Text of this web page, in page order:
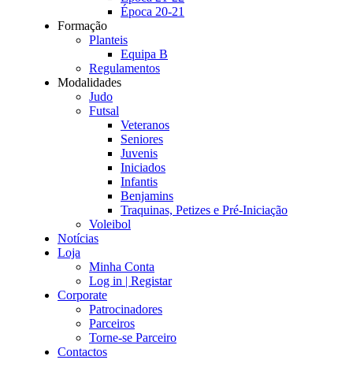
Época 20-21
Formação
Planteis
Equipa B
Regulamentos
Modalidades
Judo
Futsal
Veteranos
Seniores
Juvenis
Iniciados
Infantis
Benjamins
Traquinas, Petizes e Pré-Iniciação
Voleibol
Notícias
Loja
Minha Conta
Log in | Registar
Corporate
Patrocinadores
Parceiros
Torne-se Parceiro
Contactos